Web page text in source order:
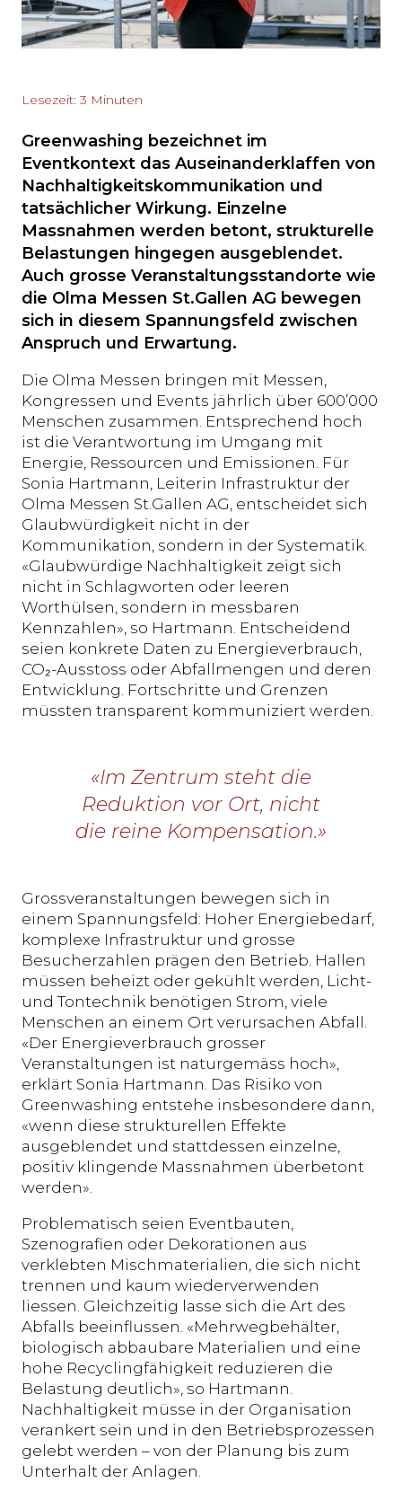
Lesezeit: 3 Minuten
Greenwashing bezeichnet im
Eventkontext das Auseinanderklaffen von
Nachhaltigkeitskommunikation und
tatsächlicher Wirkung. Einzelne
Massnahmen werden betont, strukturelle
Belastungen hingegen ausgeblendet.
Auch grosse Veranstaltungsstandorte wie
die Olma Messen St.Gallen AG bewegen
sich in diesem Spannungsfeld zwischen
Anspruch und Erwartung.
Die Olma Messen bringen mit Messen,
Kongressen und Events jährlich über 600’000
Menschen zusammen. Entsprechend hoch
ist die Verantwortung im Umgang mit
Energie, Ressourcen und Emissionen. Für
Sonia Hartmann, Leiterin Infrastruktur der
Olma Messen St.Gallen AG, entscheidet sich
Glaubwürdigkeit nicht in der
Kommunikation, sondern in der Systematik.
«Glaubwürdige Nachhaltigkeit zeigt sich
nicht in Schlagworten oder leeren
Worthülsen, sondern in messbaren
Kennzahlen», so Hartmann. Entscheidend
seien konkrete Daten zu Energieverbrauch,
CO₂-Ausstoss oder Abfallmengen und deren
Entwicklung. Fortschritte und Grenzen
müssten transparent kommuniziert werden.
«Im Zentrum steht die
Reduktion vor Ort, nicht
die reine Kompensation.»
Grossveranstaltungen bewegen sich in
einem Spannungsfeld: Hoher Energiebedarf,
komplexe Infrastruktur und grosse
Besucherzahlen prägen den Betrieb. Hallen
müssen beheizt oder gekühlt werden, Licht-
und Tontechnik benötigen Strom, viele
Menschen an einem Ort verursachen Abfall.
«Der Energieverbrauch grosser
Veranstaltungen ist naturgemäss hoch»,
erklärt Sonia Hartmann. Das Risiko von
Greenwashing entstehe insbesondere dann,
«wenn diese strukturellen Effekte
ausgeblendet und stattdessen einzelne,
positiv klingende Massnahmen überbetont
werden».
Problematisch seien Eventbauten,
Szenografien oder Dekorationen aus
verklebten Mischmaterialien, die sich nicht
trennen und kaum wiederverwenden
liessen. Gleichzeitig lasse sich die Art des
Abfalls beeinflussen. «Mehrwegbehälter,
biologisch abbaubare Materialien und eine
hohe Recyclingfähigkeit reduzieren die
Belastung deutlich», so Hartmann.
Nachhaltigkeit müsse in der Organisation
verankert sein und in den Betriebsprozessen
gelebt werden – von der Planung bis zum
Unterhalt der Anlagen.